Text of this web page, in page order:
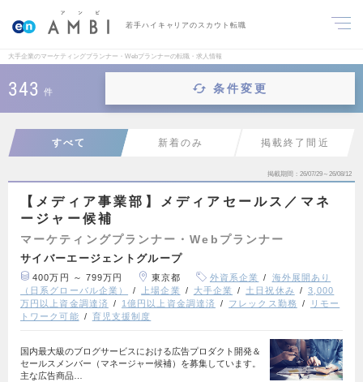
若手ハイキャリアのスカウト転職
大手企業のマーケティングプランナー・Webプランナーの転職・求人情報
343 件 条件変更
すべて 新着のみ 掲載終了間近
掲載期間 26/07/29～26/08/12
【メディア事業部】メディアセールス／マネ
ージャー候補
マーケティングプランナー・Webプランナー
サイバーエージェントグループ
400万円 ～ 799万円 東京都 外資系企業
海外展開あり
（日系グローバル企業）
上場企業 大手企業 土日祝休み
3,000
万円以上資金調達済
1億円以上資金調達済 フレックス勤務
リモー
トワーク可能
育児支援制度
国内最大級のブログサービスにおける広告プロダクト開発＆
セールスメンバー（マネージャー候補）を募集しています。
主な広告商品…